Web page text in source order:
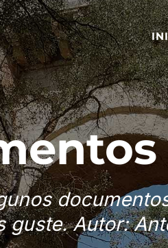
guste. Autor: